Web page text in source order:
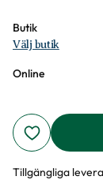
Butik
Välj butik
Online
Tillgängliga